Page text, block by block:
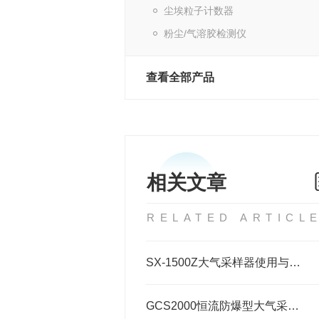
尘埃粒子计数器
粉尘/气溶胶检测仪
查看全部产品
相关文章
RELATED
SX-1500Z大气采样器使用与保养和相关配置
GCS2000恒流防爆型大气采样器有哪些特点